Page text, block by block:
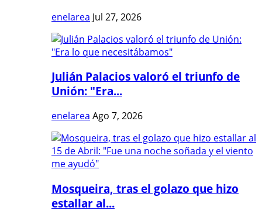
enelarea Jul 27, 2026
Julián Palacios valoró el triunfo de
Unión: "Era...
enelarea Ago 7, 2026
Mosqueira, tras el golazo que hizo
estallar al...